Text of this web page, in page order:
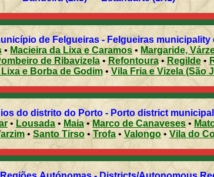
de Felgueiras - Felgueiras
• Macieira da Lixa e Caramos • Margaride,
de Ribavizela• Refontoura• Regilde•
e Borba de Godim• Vila Fria e Vizela (São
Municípios do distrito do Porto - Porto district
• Lousada • Maia•Marco de Canaveses•
Varzim • Santo Tirso •Trofa • Valongo • Vila do